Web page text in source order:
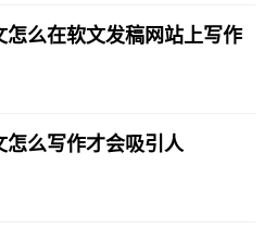
么在软文发稿网站上写作
么写作才会吸引人